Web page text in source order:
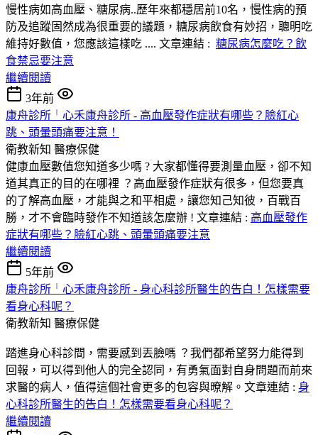
慢性病如高血壓、糖尿病..歷年來都穩居前10名，慢性病的預
防及追蹤固然成為很重要的議題，糖尿病飲食有妙招，聰明吃
維持好數值，您應該這樣吃 .... 文章連結 : 糖尿病怎麼吃？飲
食禁忌要注意
繼續閱讀
3年前
康舟診所╵心禾康舟診所 - 高血壓發作症狀有哪些？臉紅心
跳、頭暈頭痛要注意！
衛教新知 醫療保健
健康血壓數值您知道多少嗎 ? 大家都懂得要測量血壓，卻不知
道其真正的目的在哪裡 ？高血壓發作症狀有很多，但您要真
的了解高血壓，才能與之和平相處，讓您知己知彼，百戰百
勝，才不會臨時發作不知道該怎麼辦 ! 文章連結 : 高血壓發作
症狀有哪些？臉紅心跳、頭暈頭痛要注意
繼續閱讀
5年前
康舟診所╵心禾康舟診所 - 身心科診所醫生的告白！怎樣需要
看身心科呢？
衛教新知 醫療保健
踏進身心科診間，需要感到丟臉嗎 ？我們都希望努力能得到
回報，可以得到他人的完全認同，有勇氣面對自身問題而前來
求醫的病人，值得這個社會更多的包容與暸解。文章連結 : 身
心科診所醫生的告白！怎樣需要看身心科呢？
繼續閱讀